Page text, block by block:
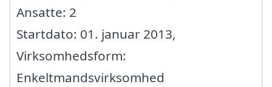
Ansatte: 2
Startdato: 01. januar 2013,
Virksomhedsform:
Enkeltmandsvirksomhed